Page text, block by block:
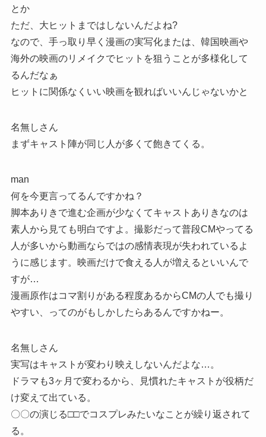
とか
ただ、大ヒットまではしないんだよね?
なので、手っ取り早く漫画の実写化または、韓国映画や
海外の映画のリメイクでヒットを狙うことが多様化して
るんだなぁ
ヒットに関係なくいい映画を観ればいいんじゃないかと
名無しさん
まずキャスト陣が同じ人が多くて飽きてくる。
man
何を今更言ってるんですかね？
脚本ありきで進む企画が少なくてキャストありきなのは
素人から見ても明白ですよ。撮影だって普段CMやってる
人が多いから動画ならではの感情表現が失われているよ
うに感じます。映画だけで食える人が増えるといいんで
すが…
漫画原作はコマ割りがある程度あるからCMの人でも撮り
やすい、ってのがもしかしたらあるんですかねー。
名無しさん
実写はキャストが変わり映えしないんだよな…。
ドラマも3ヶ月で変わるから、見慣れたキャストが役柄だ
け変えて出ている。
〇〇の演じる□□でコスプレみたいなことが繰り返されて
る。